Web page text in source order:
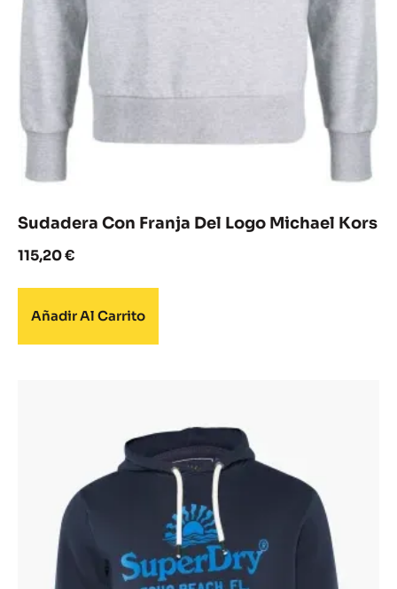
Sudadera Con Franja Del Logo Michael Kors
115,20€
Añadir Al Carrito